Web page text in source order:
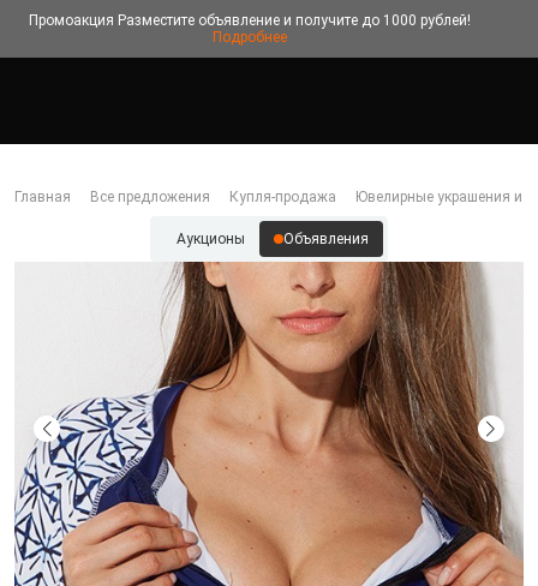
Промоакция Разместите объявление и получите до 1000 рублей!
Подробнее
Главная Все предложения Купля-продажа Ювелирные украшения и
Аукционы Объявления